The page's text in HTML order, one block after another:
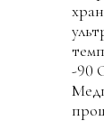
-90